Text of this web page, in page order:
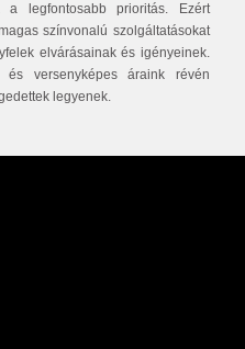
a legfontosabb prioritás. Ezért
színvonalú szolgáltatásokat
elvárásainak és igényeinek.
és versenyképes áraink révén
legyenek.